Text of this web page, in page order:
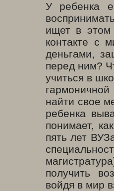
У ребенка
ищет в этом
контакте с
деньгами,
перед ним?
учиться в
найти свое
ребенка
понимает,
пять лет
получить
войдя в мир